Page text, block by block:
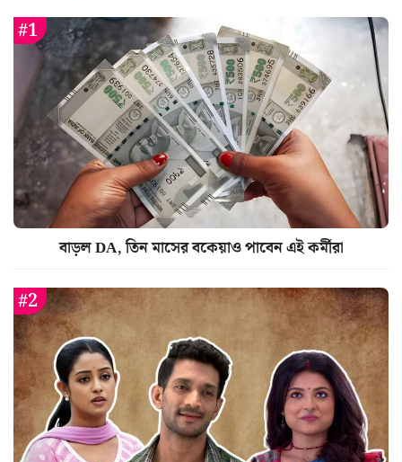
বাড়ল DA, তিন মাসের বকেয়াও পাবেন এই কর্মীরা